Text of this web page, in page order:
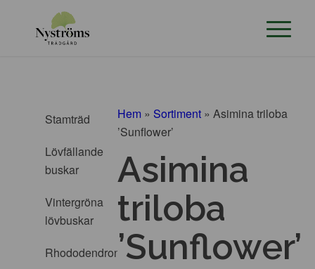
Stamträd
Lövfällande
buskar
Vintergröna
lövbuskar
Rhododendron
Hem » Sortiment »Asimina triloba
’Sunflower’
Asimina
triloba
’Sunflower’